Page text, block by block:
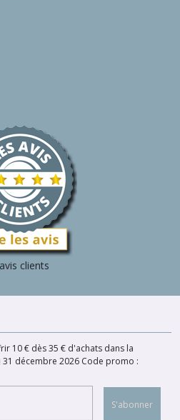
clients
10 € dès 35 € d'achats dans la
décembre 2026 Code promo :
S'abonner